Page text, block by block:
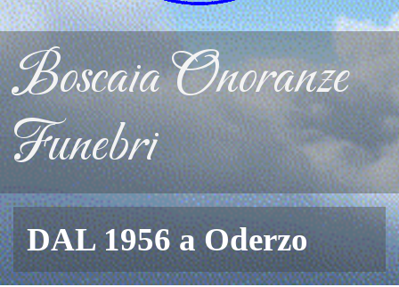
Boscaia Onoranze
Funebri
DAL 1956 a Oderzo